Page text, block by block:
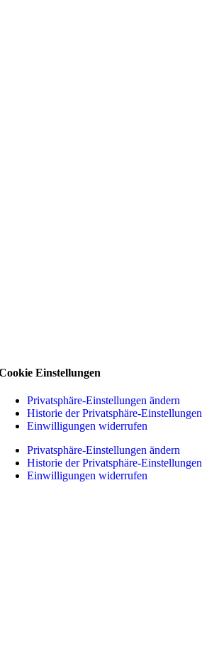
Einstellungen
Privatsphäre-Einstellungen ändern
Historie der Privatsphäre-Einstellungen
Einwilligungen widerrufen
Privatsphäre-Einstellungen ändern
Historie der Privatsphäre-Einstellungen
Einwilligungen widerrufen